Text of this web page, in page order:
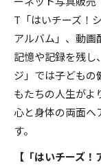
T「はいチーズ！
アルバム」、動画
記憶や記録を残し
ジ」では子どもの
もたちの人生がよ
心と身体の両面へ
す。
【「はいチーズ！